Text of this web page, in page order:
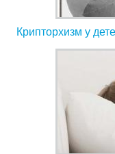
Крипторхизм у